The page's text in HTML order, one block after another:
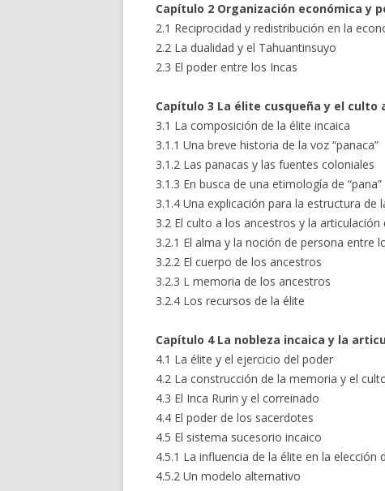
Capítulo 2 Organización económica y
2.1 Reciprocidad y redistribución en la
2.2 La dualidad y el Tahuantinsuyo
2.3 El poder entre los Incas
Capítulo 3 La élite cusqueña y el culto
3.1 La composición de la élite incaica
3.1.1 Una breve historia de la voz “panaca”
3.1.2 Las panacas y las fuentes coloniales
3.1.3 En busca de una etimología de “pana”
3.1.4 Una explicación para la estructura de
3.2 El culto a los ancestros y la articulación
3.2.1 El alma y la noción de persona entre
3.2.2 El cuerpo de los ancestros
3.2.3 L memoria de los ancestros
3.2.4 Los recursos de la élite
Capítulo 4 La nobleza incaica y la
4.1 La élite y el ejercicio del poder
4.2 La construcción de la memoria y el
4.3 El Inca Rurin y el correinado
4.4 El poder de los sacerdotes
4.5 El sistema sucesorio incaico
4.5.1 La influencia de la élite en la elección
4.5.2 Un modelo alternativo